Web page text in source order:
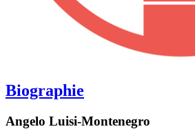
Biographie
Angelo Luisi-Montenegro